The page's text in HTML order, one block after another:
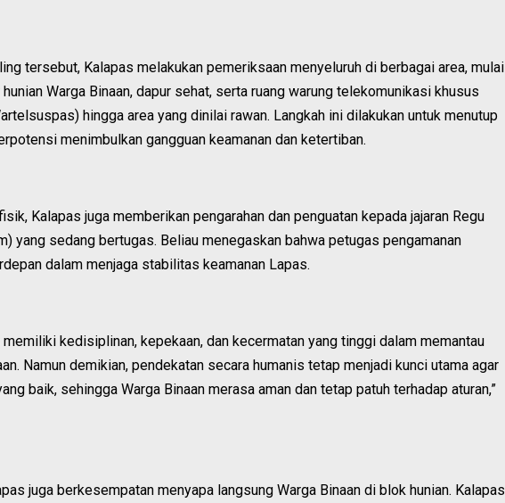
tersebut, Kalapas melakukan pemeriksaan menyeluruh di berbagai area, mulai
Warga Binaan, dapur sehat, serta ruang warung telekomunikasi khusus
hingga area yang dinilai rawan. Langkah ini dilakukan untuk menutup
menimbulkan gangguan keamanan dan ketertiban.
Kalapas juga memberikan pengarahan dan penguatan kepada jajaran Regu
yang sedang bertugas. Beliau menegaskan bahwa petugas pengamanan
dalam menjaga stabilitas keamanan Lapas.
memiliki kedisiplinan, kepekaan, dan kecermatan yang tinggi dalam memantau
Namun demikian, pendekatan secara humanis tetap menjadi kunci utama agar
baik, sehingga Warga Binaan merasa aman dan tetap patuh terhadap aturan,”
juga berkesempatan menyapa langsung Warga Binaan di blok hunian. Kalapas